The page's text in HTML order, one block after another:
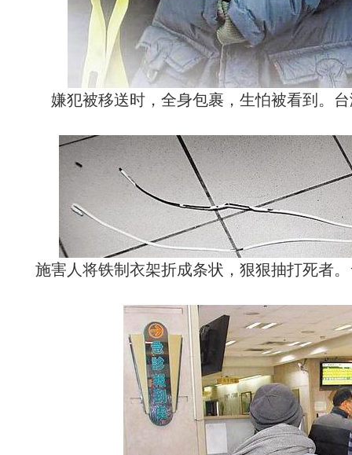
嫌犯被移送时，全身包裹，生怕被看到。
施害人将铁制衣架折成条状，狠狠抽打死者